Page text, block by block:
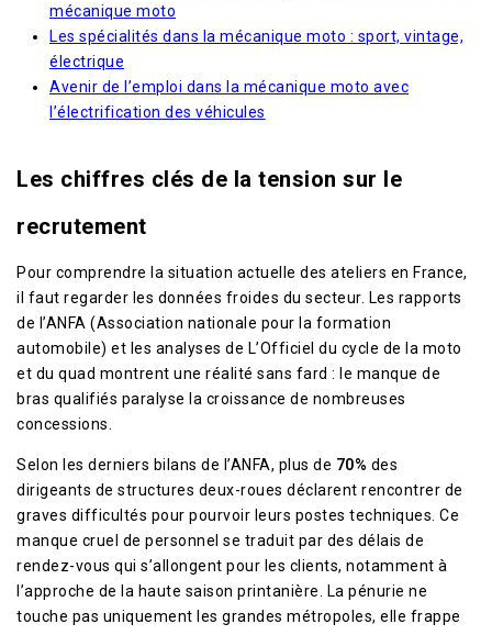
mécanique moto
Les spécialités dans la mécanique moto : sport, vintage,
électrique
Avenir de l’emploi dans la mécanique moto avec
l’électrification des véhicules
Les chiffres clés de la tension sur le
recrutement
Pour comprendre la situation actuelle des ateliers en France,
il faut regarder les données froides du secteur. Les rapports
de l’ANFA (Association nationale pour la formation
automobile) et les analyses de L’Officiel du cycle de la moto
et du quad montrent une réalité sans fard : le manque de
bras qualifiés paralyse la croissance de nombreuses
concessions.
Selon les derniers bilans de l’ANFA, plus de 70% des
dirigeants de structures deux-roues déclarent rencontrer de
graves difficultés pour pourvoir leurs postes techniques. Ce
manque cruel de personnel se traduit par des délais de
rendez-vous qui s’allongent pour les clients, notamment à
l’approche de la haute saison printanière. La pénurie ne
touche pas uniquement les grandes métropoles, elle frappe